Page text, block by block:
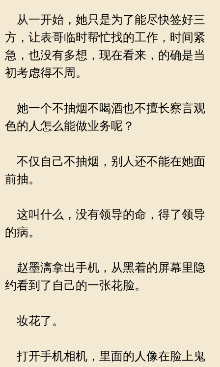
从一开始，她只是为了能尽快签好三
方，让表哥临时帮忙找的工作，时间紧
急，也没有多想，现在看来，的确是当
初考虑得不周。
她一个不抽烟不喝酒也不擅长察言观
色的人怎么能做业务呢？
不仅自己不抽烟，别人还不能在她面
前抽。
这叫什么，没有领导的命，得了领导
的病。
赵墨漓拿出手机，从黑着的屏幕里隐
约看到了自己的一张花脸。
妆花了。
打开手机相机，里面的人像在脸上鬼